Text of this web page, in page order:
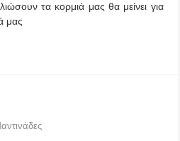
τα κορμιά μας θα μείνει για
μας